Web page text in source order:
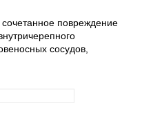
повреждение
сосудов,